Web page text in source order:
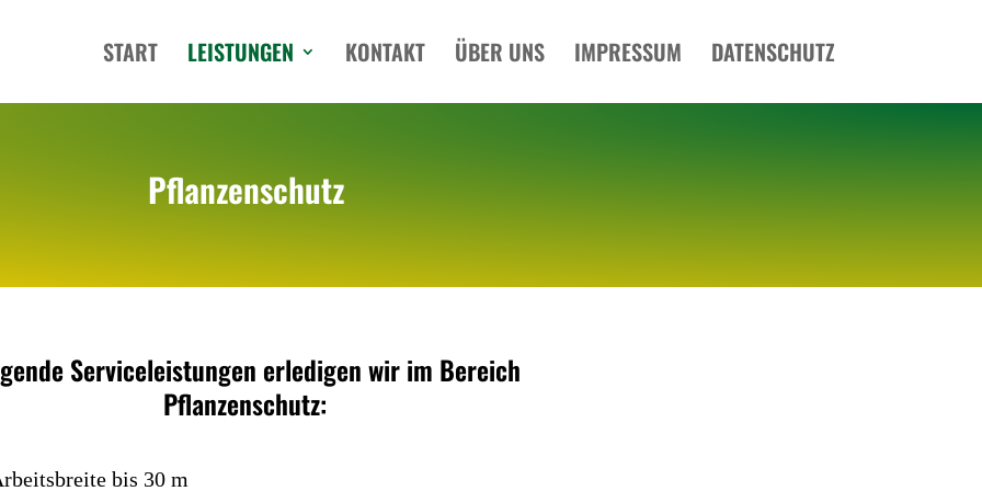
START LEISTUNGEN KONTAKT ÜBER UNS IMPRESSUM DATENSCHUTZ
Pflanzen­schutz
Service­leistungen erledigen wir im Bereich
Pflanzen­schutz:
bis 30 m